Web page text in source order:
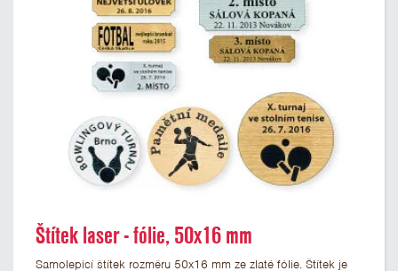
Štítek laser - fólie, 50x16 mm
Samolepicí štítek rozměru 50x16 mm ze zlaté fólie. Štítek je